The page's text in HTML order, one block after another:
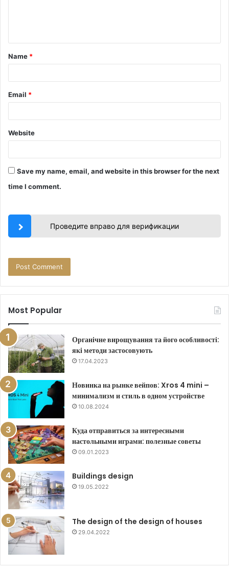
t
*
Name *
Email *
Website
Save my name, email, and website in this browser for the next
time I comment.
Проведите вправо для верификации
Most Popular
Органічне вирощування та його особливості:
які методи застосовують
17.04.2023
Новинка на рынке вейпов: Xros 4 mini –
минимализм и стиль в одном устройстве
10.08.2024
Куда отправиться за интересными
настольными играми: полезные советы
09.01.2023
Buildings design
19.05.2022
The design of the design of houses
29.04.2022